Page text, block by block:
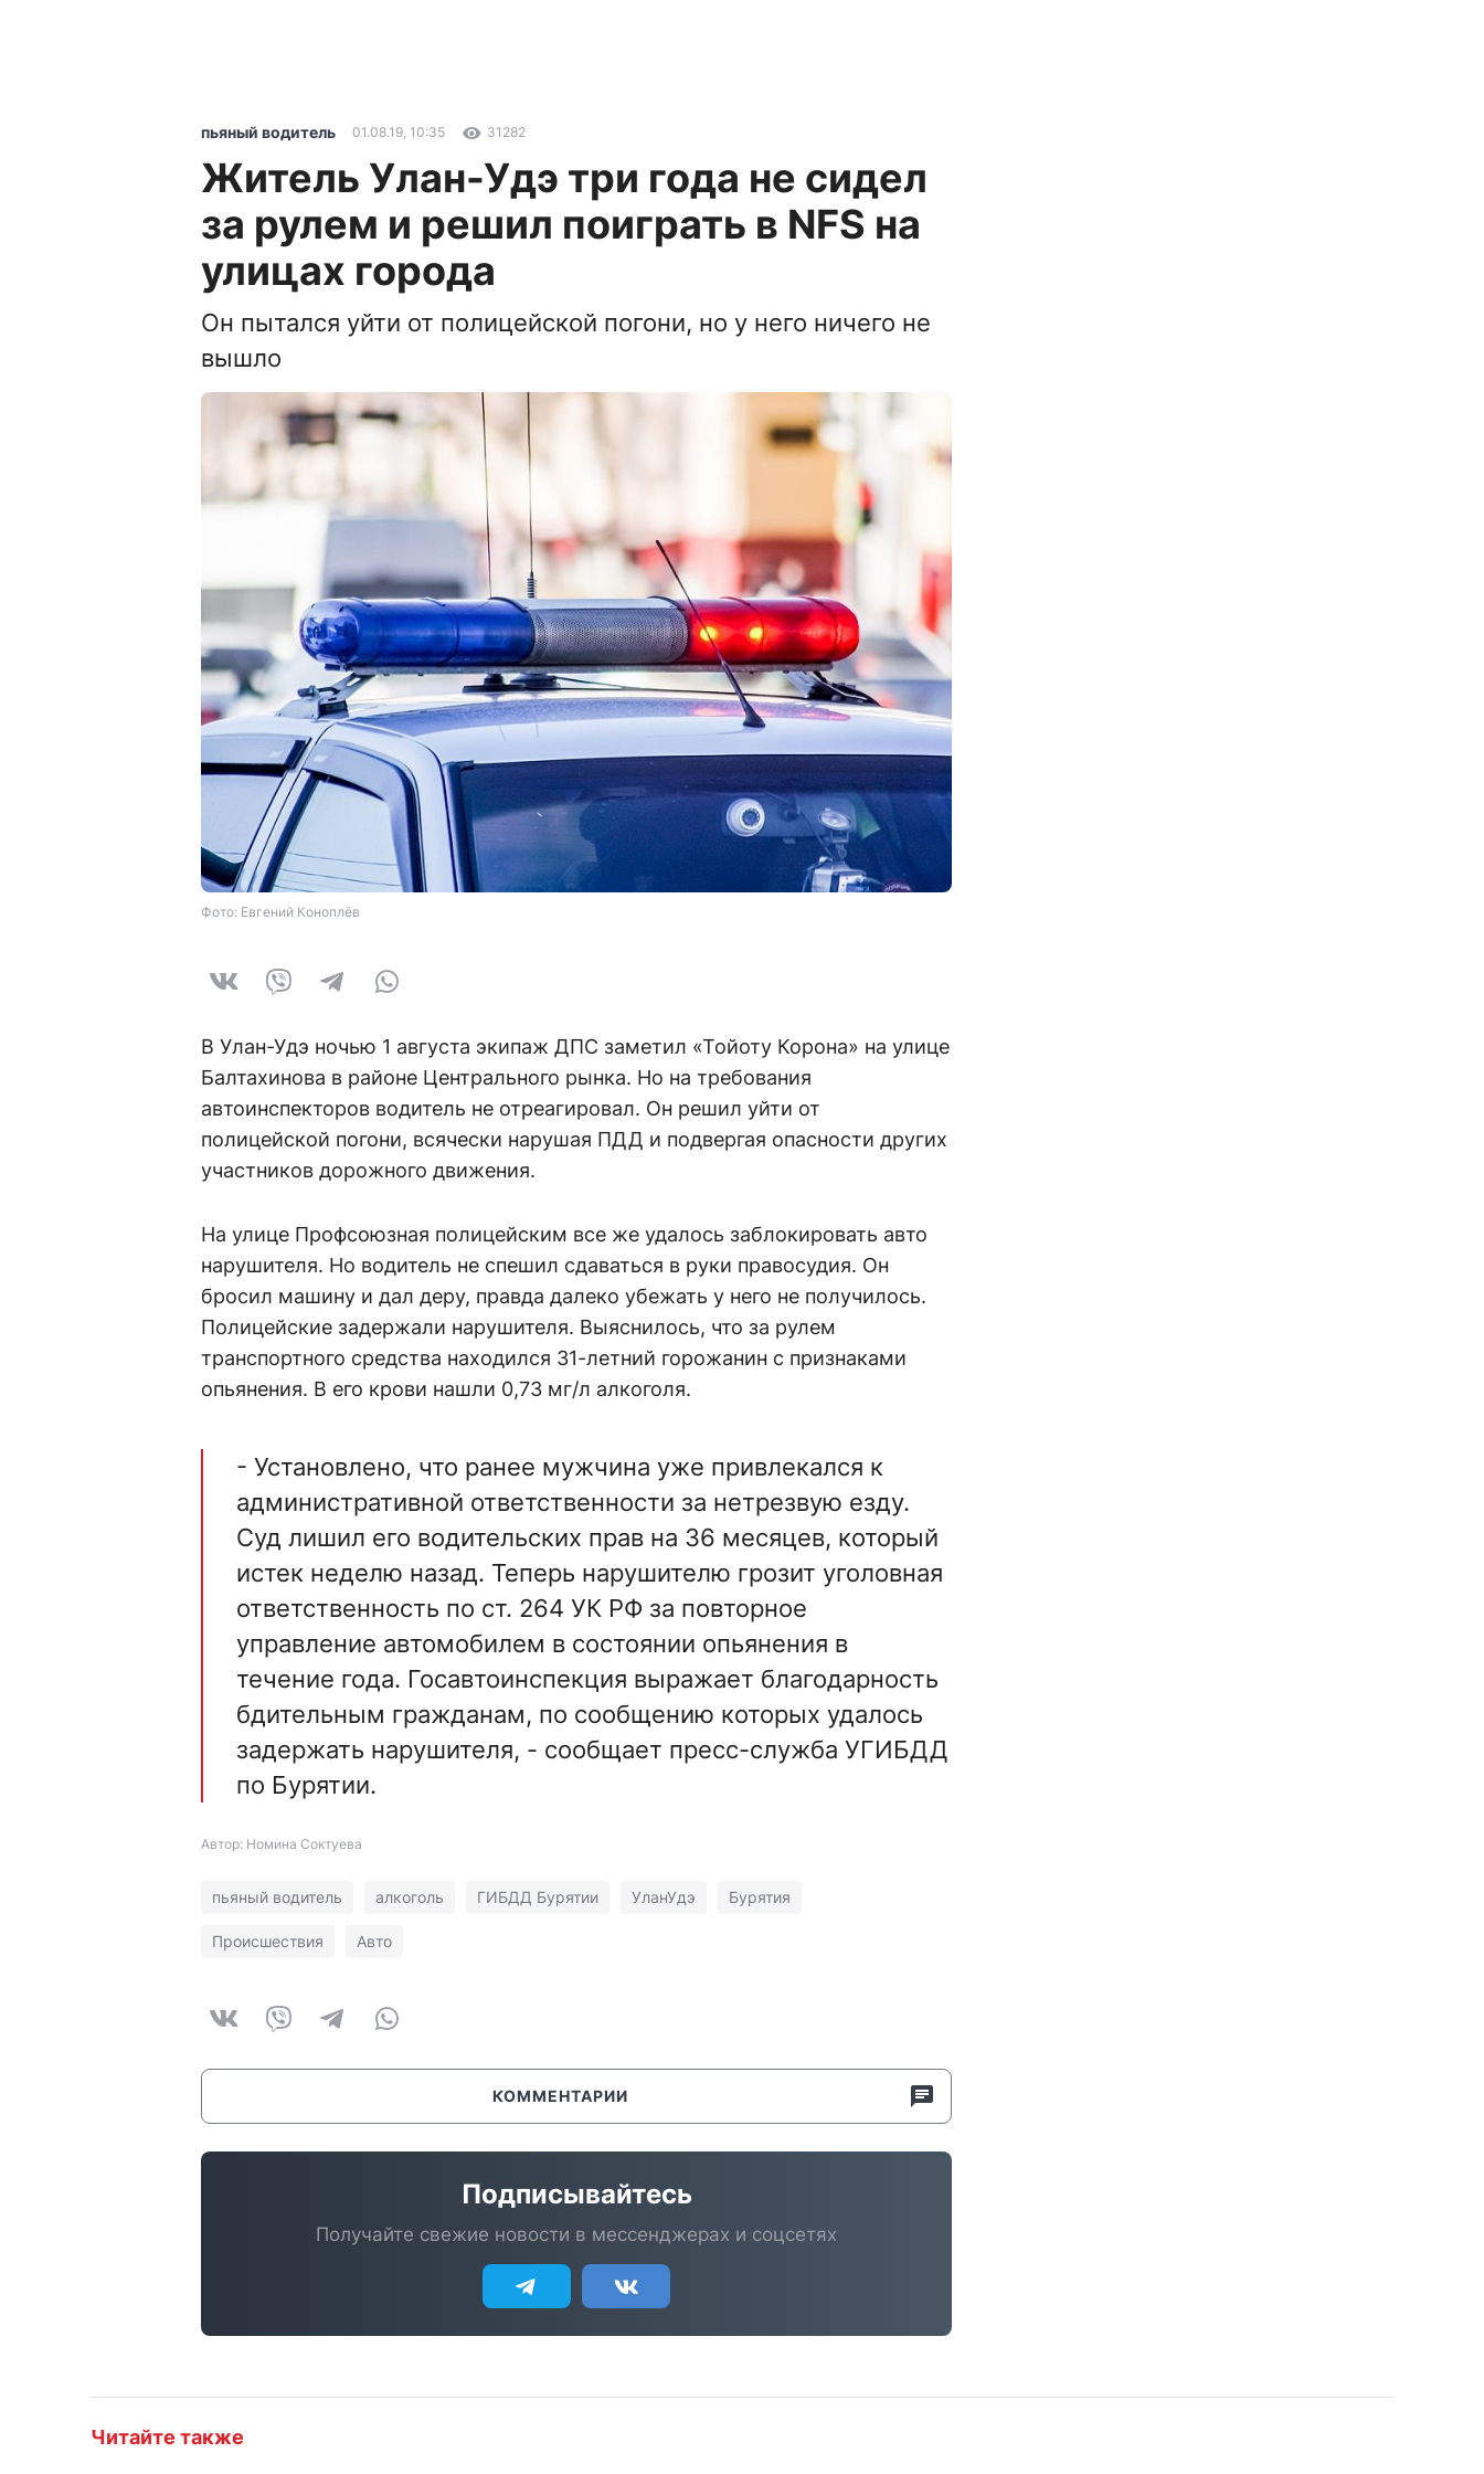
пьяный водитель 01.08.19, 10:35 31282
Житель Улан-Удэ три года не сидел
за рулем и решил поиграть в NFS на
улицах города
Он пытался уйти от полицейской погони, но у него ничего не
вышло
Фото: Евгений Коноплёв
В Улан-Удэ ночью 1 августа экипаж ДПС заметил «Тойоту Корона» на улице
Балтахинова в районе Центрального рынка. Но на требования
автоинспекторов водитель не отреагировал. Он решил уйти от
полицейской погони, всячески нарушая ПДД и подвергая опасности других
участников дорожного движения.
На улице Профсоюзная полицейским все же удалось заблокировать авто
нарушителя. Но водитель не спешил сдаваться в руки правосудия. Он
бросил машину и дал деру, правда далеко убежать у него не получилось.
Полицейские задержали нарушителя. Выяснилось, что за рулем
транспортного средства находился 31-летний горожанин с признаками
опьянения. В его крови нашли 0,73 мг/л алкоголя.
- Установлено, что ранее мужчина уже привлекался к
административной ответственности за нетрезвую езду.
Суд лишил его водительских прав на 36 месяцев, который
истек неделю назад. Теперь нарушителю грозит уголовная
ответственность по ст. 264 УК РФ за повторное
управление автомобилем в состоянии опьянения в
течение года. Госавтоинспекция выражает благодарность
бдительным гражданам, по сообщению которых удалось
задержать нарушителя, - сообщает пресс-служба УГИБДД
по Бурятии.
Автор: Номина Соктуева
пьяный водитель алкоголь ГИБДД Бурятии УланУдэ Бурятия
Происшествия Авто
КОММЕНТАРИИ
Подписывайтесь
Получайте свежие новости в мессенджерах и соцсетях
Читайте также